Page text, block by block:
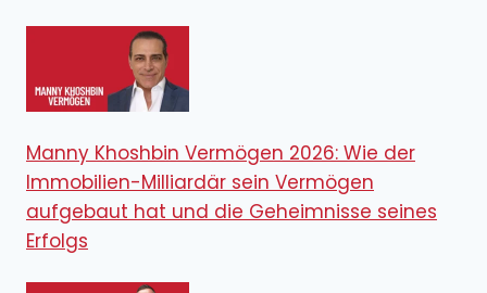
Manny Khoshbin Vermögen 2026: Wie der
Immobilien-Milliardär sein Vermögen
aufgebaut hat und die Geheimnisse seines
Erfolgs